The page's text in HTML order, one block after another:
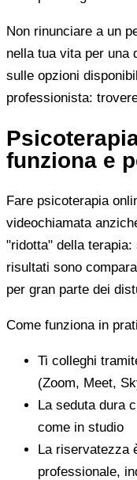
Non rinunciare a un
nella tua vita per una
sulle opzioni
professionista:
funziona e
Fare psicoterapia
videochiamata
"ridotta" della
risultati sono
per gran parte dei
Come funziona in
Ti colleghi
(Zoom, Meet,
La seduta dura
come in studio
La riservatezza
professionale,